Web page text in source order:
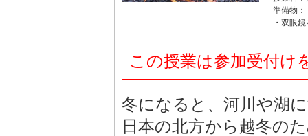
準備物：
・双眼
この授業は参加受付け
冬になると、河川や湖
日本の北方から越冬の